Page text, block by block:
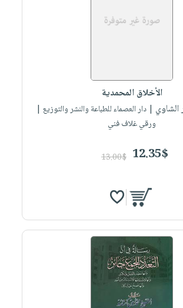
الأخلاق المحمدية
| دار العصماء للطباعة والنشر والتوزيع |
ورقي غلاف فني
12.35$
13.00$